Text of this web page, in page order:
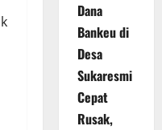
Dana
Bankeu di
Desa
Sukaresmi
Cepat
Rusak,